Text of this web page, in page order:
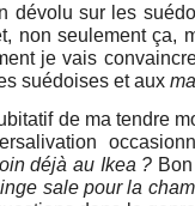
dévolu sur les
non seulement ça,
je vais
suédoises et aux
de ma tendre
déjà au Ikea ?
sale pour la